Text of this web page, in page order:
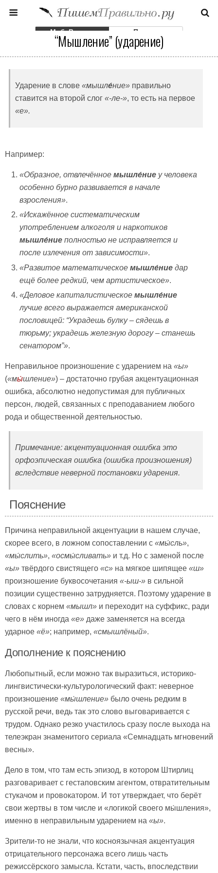
Моб. Версия Полная
“Мышление” (ударение)
Ударение в слове «мышле́ние» правильно
ставится на второй слог «-ле-», то есть на первое
«е».
Например:
«Образное, отвлечённоемышле́ние у человека
особенно бурно развивается в начале
взросления».
«Искажённое систематическим
употреблением алкоголя и наркотиков
мышле́ние полностью не исправляется и
после излечения от зависимости».
«Развитое математическоемышле́ние дар
ещё более редкий, чем артистическое».
«Деловое капиталистическоемышле́ние
лучше всего выражается американской
пословицей: “Украдешь булку – сядешь в
тюрьму; украдешь железную дорогу – станешь
сенатором”».
Неправильное произношение с ударением на «ы»
(«мы́шление») – достаточно грубая акцентуационная
ошибка, абсолютно недопустимая для публичных
персон, людей, связанных с преподаванием любого
рода и общественной деятельностью.
Примечание: акцентуационная ошибка это
орфоэпическая ошибка (ошибка произношения)
вследствие неверной постановки ударения.
Пояснение
Причина неправильной акцентуации в нашем случае,
скорее всего, в ложном сопоставлении с «мы́сль»,
«мы́слить», «осмы́сливать» и т.д. Но с заменой после
«ы» твёрдого свистящего «с» на мягкое шипящее «ш»
произношение буквосочетания «-ыш-» в сильной
позиции существенно затрудняется. Поэтому ударение в
словах с корнем «мышл» и переходит на суффикс, ради
чего в нём иногда «е» даже заменяется на всегда
ударное «ё»; например, «смышлёный».
Дополнение к пояснению
Любопытный, если можно так выразиться, историко-
лингвистически-культурологический факт: неверное
произношение «мы́шление» было очень редким в
русской речи, ведь так это слово выговаривается с
трудом. Однако резко участилось сразу после выхода на
телеэкран знаменитого сериала «Семнадцать мгновений
весны».
Дело в том, что там есть эпизод, в котором Штирлиц
разговаривает с гестаповским агентом, отвратительным
стукачом и провокатором. И тот утверждает, что берёт
свои жертвы в том числе и «логикой своего мы́шления»,
именно в неправильным ударением на «ы».
Зрители-то не знали, что косноязычная акцентуация
отрицательного персонажа всего лишь часть
режиссёрского замысла. Кстати, часть, впоследствии